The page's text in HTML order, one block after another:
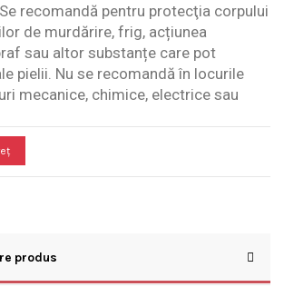
recomandă pentru protecţia corpului
de murdărire, frig, acțiunea
sau altor substanțe care pot
pielii. Nu se recomandă în locurile
mecanice, chimice, electrice sau
produs